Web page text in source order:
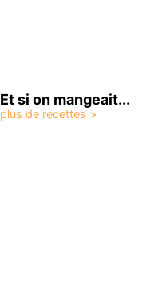
Et si on mangeait...